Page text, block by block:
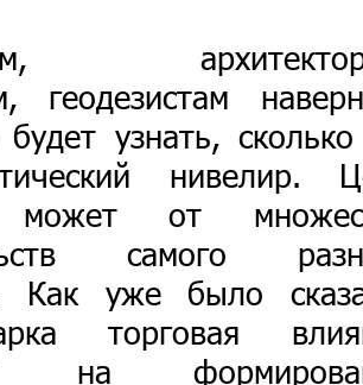
геодезистам
будет узнать,
нивелир.
может от
самого
Как уже было
торговая
на